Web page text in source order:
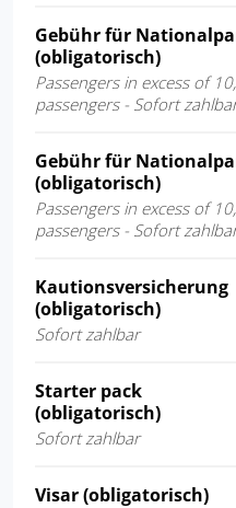
Gebühr für
(obligatorisch)
Passengers in excess of
passengers - Sofort
Gebühr für
(obligatorisch)
Passengers in excess of
passengers - Sofort
Kautionsversicherung
(obligatorisch)
Sofort zahlbar
Starter pack
(obligatorisch)
Sofort zahlbar
Visar (obligatorisch)